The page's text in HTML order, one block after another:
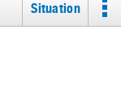
Situation